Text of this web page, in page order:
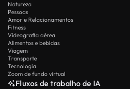
Natureza
Pessoas
Amor e Relacionamentos
Fitness
Videografia aérea
Alimentos e bebidas
Viagem
Transporte
Tecnologia
Zoom de fundo virtual
Fluxos de trabalho de IA